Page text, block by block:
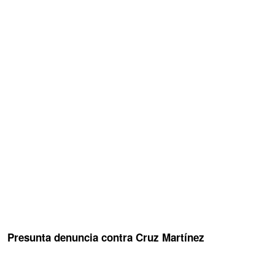
Presunta denuncia contra Cruz Martínez